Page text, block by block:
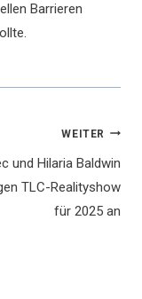
Barrieren
WEITER
und Hilaria Baldwin
TLC-Realityshow
für 2025 an